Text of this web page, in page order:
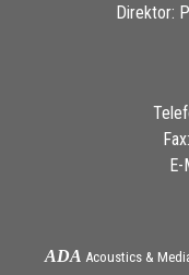
Direktor:
E-
ADA Acoustics &